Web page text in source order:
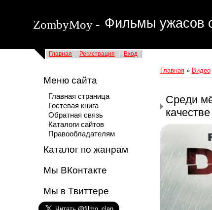
ZombyMoy - Фильмы ужасов
Главная Регистрация Вход
Меню сайта
Главная страница
Гостевая книга
Обратная связь
Каталоги сайтов
Правообладателям
Каталог по жанрам
Мы ВКонтакте
Мы в Твиттере
Главная» Видео
Среди